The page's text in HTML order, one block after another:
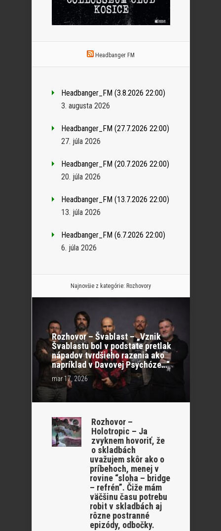
Headbanger FM
Headbanger_FM (3.8.2026 22:00)
3. augusta 2026
Headbanger_FM (27.7.2026 22:00)
27. júla 2026
Headbanger_FM (20.7.2026 22:00)
20. júla 2026
Headbanger_FM (13.7.2026 22:00)
13. júla 2026
Headbanger_FM (6.7.2026 22:00)
6. júla 2026
Najnovšie z kategórie: Rozhovory
Rozhovor – Švablast – „Vznik
Švablastu bol v podstate pretlak
nápadov tvrdšieho razenia ako
napríklad v Davovej Psychóze…“
mar 17, 2026
Rozhovor –
Holotropic – Ja
zvyknem hovoriť, že
o skladbách
uvažujem skôr ako o
príbehoch, menej v
rovine “sloha – bridge
– refrén”. Čiže mám
väčšinu času potrebu
robit v skladbách aj
rôzne postranné
epizódy, odbočky.